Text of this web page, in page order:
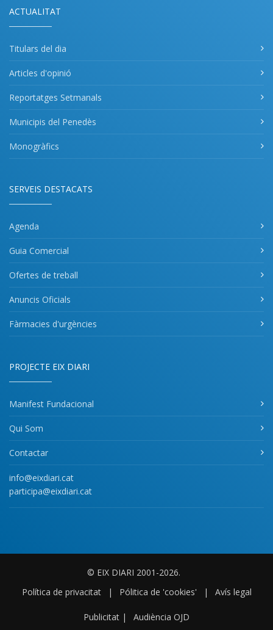
ACTUALITAT
Titulars del dia
Articles d'opinió
Reportatges Setmanals
Municipis del Penedès
Monogràfics
SERVEIS DESTACATS
Agenda
Guia Comercial
Ofertes de treball
Anuncis Oficials
Fàrmacies d'urgències
PROJECTE EIX DIARI
Manifest Fundacional
Qui Som
Contactar
info@eixdiari.cat
participa@eixdiari.cat
© EIX DIARI 2001-2026.
Política de privacitat
| Pólitica de 'cookies' | Avís legal
Publicitat | Audiència OJD